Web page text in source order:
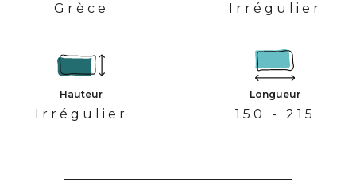
Grèce Irrégulier
Hauteur
Irrégulier
Longueur
150 - 215